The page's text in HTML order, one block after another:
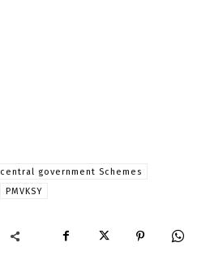
central government Schemes
PMVKSY